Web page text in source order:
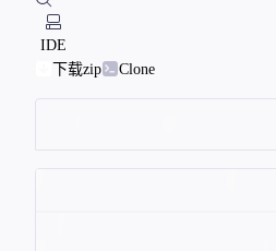
IDE
下载zip
Clone